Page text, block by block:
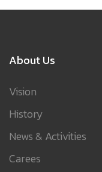
About Us
Vision
History
News & Activities
Carees